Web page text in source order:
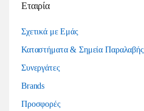
Εταιρία
Σχετικά με Εμάς
Καταστήματα & Σημεία Παραλαβής
Συνεργάτες
Brands
Προσφορές